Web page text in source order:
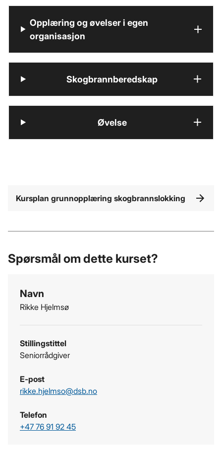
Opplæring og øvelser i egen
organisasjon
Skogbrannberedskap
Øvelse
Kursplan grunnopplæring skogbrannslokking
Spørsmål om dette kurset?
Navn
Rikke Hjelmsø
Stillingstittel
Seniorrådgiver
E-post
rikke.hjelmso­@dsb.no
Telefon
+47 76 91 92 45